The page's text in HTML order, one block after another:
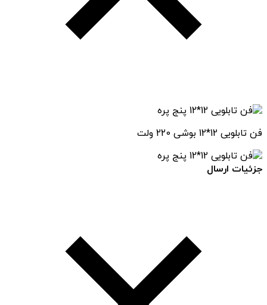
فن تابلویی 12*12 بوشی 220 ولت
جزئیات ارسال